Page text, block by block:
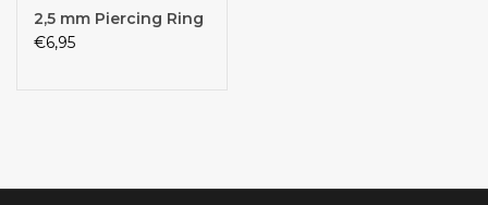
2,5 mm Piercing Ring
€6,95